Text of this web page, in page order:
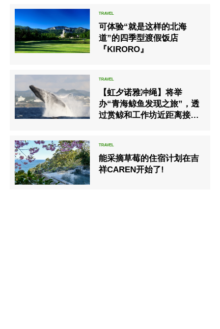
可体验“就是这样的北海
道”的四季型渡假饭店
『KIRORO』
【虹夕诺雅冲绳】将举
办“青海鲸鱼发现之旅”，透
过赏鲸和工作坊近距离接触
能采摘草莓的住宿计划在吉
祥CAREN开始了!